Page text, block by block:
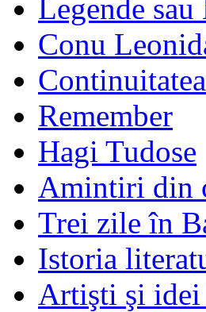
Legende
Conu
Remember
Hagi Tudose
Amintiri din
Trei zile în
Istoria
Artişti şi idei